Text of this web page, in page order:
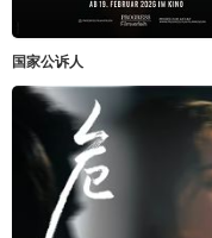
国家公诉人